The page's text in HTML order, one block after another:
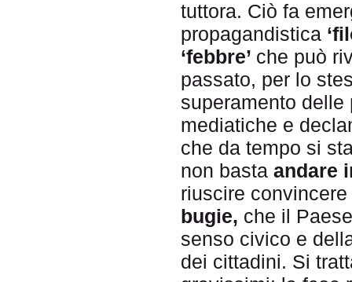
tuttora. Ciò fa
propagandistica
‘febbre’ che può
passato, per lo
superamento delle
mediatiche e
che da tempo si
non basta andare
riuscire
bugie, che il
senso civico e
dei cittadini. Si